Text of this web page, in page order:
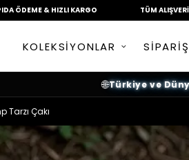
&HIZLI KARGO TÜM
KOLEKSİYONLAR
🌐Türkiye ve
Tarzı Çakı